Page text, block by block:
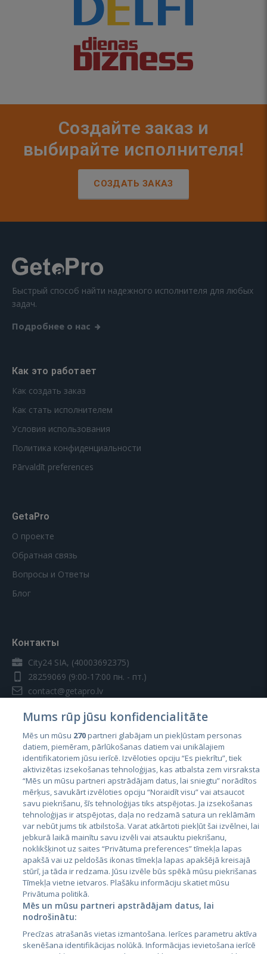
Создайте заказ и
выбирайте исполнителя!
СОЗДАТЬ ЗАКАЗ
Быстрый способ найти надежного исполнителя для любых
задач.
Подробнее о нас
Как это работает
Как создать заказ
Как стать исполнителем
Условия использования
Политика конфиденциальности
Pārvaldīt preferences
GetaPro
О проекте
Обратная связь
Вопросы и Ответы
Блог
Контакты
City24 SIA, (40003692375)
28259069 (9:00-17:00 пн. - пт.)
contact@getapro.lv
Страны
Эстония
Латвия
Литва
City24.lv
City24.ee
CVbankas.lt
Kainos.lt
Mums rūp jūsu konfidencialitāte
Mēs un mūsu 270partneri glabājam un piekļūstam personas
datiem, piemēram, pārlūkošanas datiem vai unikālajiem
identifikatoriem jūsu ierīcē. Izvēloties opciju “Es piekrītu”, tiek
aktivizētas izsekošanas tehnoloģijas, kas atbalsta zem virsraksta
“Mēs un mūsu partneri apstrādājam datus, lai sniegtu” norādītos
mērķus, savukārt izvēloties opciju “Noraidīt visu” vai atsaucot
savu piekrišanu, šīs tehnoloģijas tiks atspējotas. Ja izsekošanas
tehnoloģijas ir atspējotas, daļa no redzamā satura un reklāmām
var nebūt jums tik atbilstoša. Varat atkārtoti piekļūt šai izvēlnei, lai
jebkurā laikā mainītu savu izvēli vai atsauktu piekrišanu,
noklikšķinot uz saites “Privātuma preferences” tīmekļa lapas
apakšā vai uz peldošās ikonas tīmekļa lapas apakšējā kreisajā
stūrī, ja tāda ir redzama. Jūsu izvēle būs spēkā mūsu piekrišanas
Tīmekļa vietne ietvaros. Plašāku informāciju skatiet mūsu
Privātuma politikā.
Mēs un mūsu partneri apstrādājam datus, lai
nodrošinātu:
Precīzas atrašanās vietas izmantošana. Ierīces parametru aktīva
skenēšana identifikācijas nolūkā. Informācijas ievietošana ierīcē